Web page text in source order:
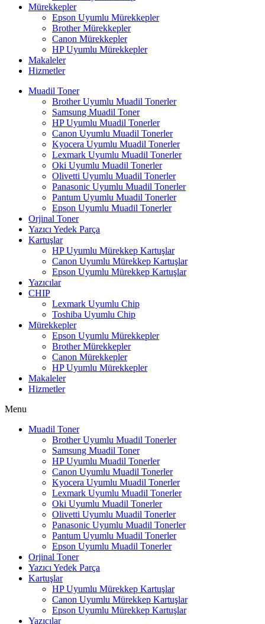
Mürekkepler
Epson Uyumlu Mürekkepler
Brother Mürekkepler
Canon Mürekkepler
HP Uyumlu Mürekkepler
Makaleler
Hizmetler
Muadil Toner
Brother Uyumlu Muadil Tonerler
Samsung Muadil Toner
HP Uyumlu Muadil Tonerler
Canon Uyumlu Muadil Tonerler
Kyocera Uyumlu Muadil Tonerler
Lexmark Uyumlu Muadil Tonerler
Oki Uyumlu Muadil Tonerler
Olivetti Uyumlu Muadil Tonerler
Panasonic Uyumlu Muadil Tonerler
Pantum Uyumlu Muadil Tonerler
Epson Uyumlu Muadil Tonerler
Orjinal Toner
Yazıcı Yedek Parça
Kartuşlar
HP Uyumlu Mürekkep Kartuşlar
Canon Uyumlu Mürekkep Kartuşlar
Epson Uyumlu Mürekkep Kartuşlar
Yazıcılar
CHIP
Lexmark Uyumlu Chip
Toshiba Uyumlu Chip
Mürekkepler
Epson Uyumlu Mürekkepler
Brother Mürekkepler
Canon Mürekkepler
HP Uyumlu Mürekkepler
Makaleler
Hizmetler
Menu
Muadil Toner
Brother Uyumlu Muadil Tonerler
Samsung Muadil Toner
HP Uyumlu Muadil Tonerler
Canon Uyumlu Muadil Tonerler
Kyocera Uyumlu Muadil Tonerler
Lexmark Uyumlu Muadil Tonerler
Oki Uyumlu Muadil Tonerler
Olivetti Uyumlu Muadil Tonerler
Panasonic Uyumlu Muadil Tonerler
Pantum Uyumlu Muadil Tonerler
Epson Uyumlu Muadil Tonerler
Orjinal Toner
Yazıcı Yedek Parça
Kartuşlar
HP Uyumlu Mürekkep Kartuşlar
Canon Uyumlu Mürekkep Kartuşlar
Epson Uyumlu Mürekkep Kartuşlar
Yazıcılar